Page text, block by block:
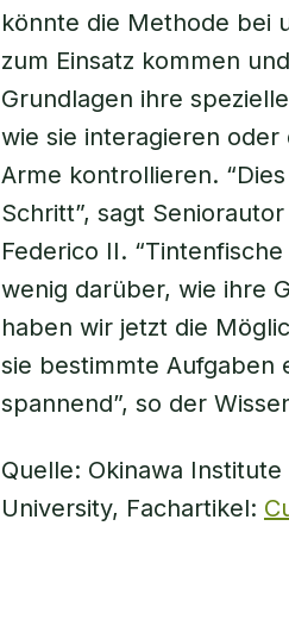
könnte die Methode bei
zum Einsatz kommen
Grundlagen ihre
wie sie interagieren
Arme kontrollieren.
Schritt”, sagt
Federico II.
wenig darüber, wie ihre
haben wir jetzt die
sie bestimmte Aufgaben
spannend”, so der
Quelle: Okinawa
University, Fachartikel: